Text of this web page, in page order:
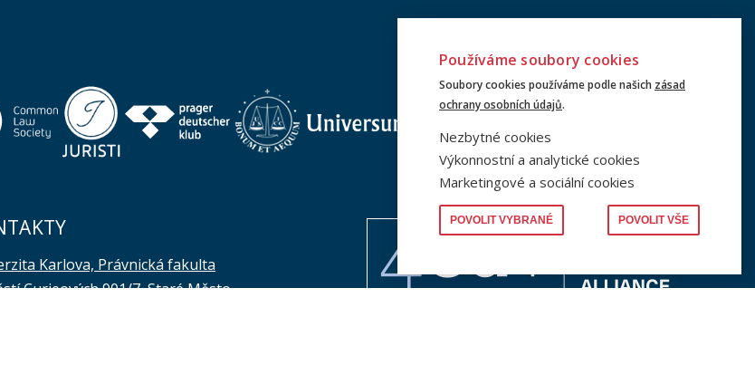
Karlova, Právnická fakulta
Curieových 901/7, Staré Město
Používáme soubory cookies
Soubory cookies používáme podle našich zásad
ochrany osobních údajů.
Nezbytné cookies
Výkonnostní a analytické cookies
Marketingové a sociální cookies
POVOLIT VYBRANÉ POVOLIT VŠE